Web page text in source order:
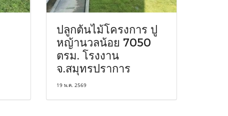
ปลูกต้นไม้โครงการ ปู
หญ้านวลน้อย 7050
ตรม. โรงงาน
จ.สมุทรปราการ
19 พ.ค. 2569